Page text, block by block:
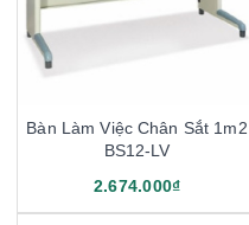
Bàn Làm Việc Chân Sắt 1m2
BS12-LV
2.674.000₫